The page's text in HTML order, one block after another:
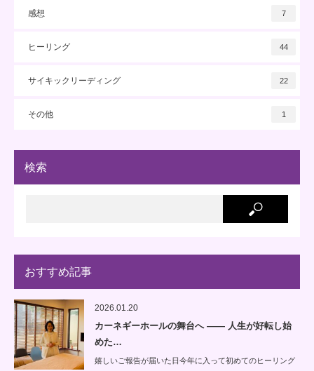
感想 7
ヒーリング 44
サイキックリーディング 22
その他 1
検索
おすすめ記事
2026.01.20
カーネギーホールの舞台へ —— 人生が好転し始
めた…
嬉しいご報告が届いた日今年に入って初めてのヒーリング